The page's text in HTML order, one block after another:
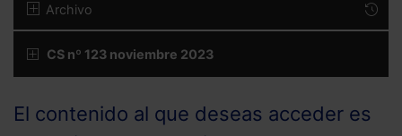
Archivo
CS nº 123 noviembre 2023
El contenido al que deseas acceder es